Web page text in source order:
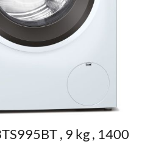
, 9 kg , 1400